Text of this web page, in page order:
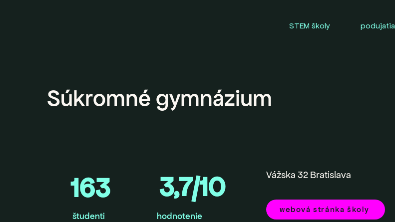
STEM školy podujatia
Súkromné gymnázium
163
študenti
3,7/10
hodnotenie
Vážska 32 Bratislava
webová stránka školy